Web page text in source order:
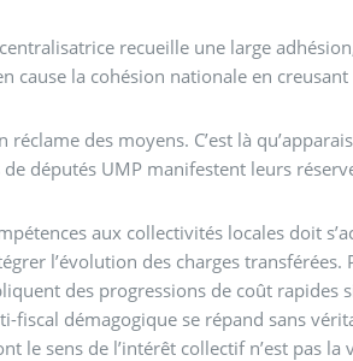
recueille une large
cause la cohésion nationale en
réclame des moyens. C’est là
députés UMP manifestent leurs
aux collectivités locales doit
l’évolution des charges
des progressions de coût rapides
fiscal démagogique se répand sans
le sens de l’intérêt collectif n’est pas